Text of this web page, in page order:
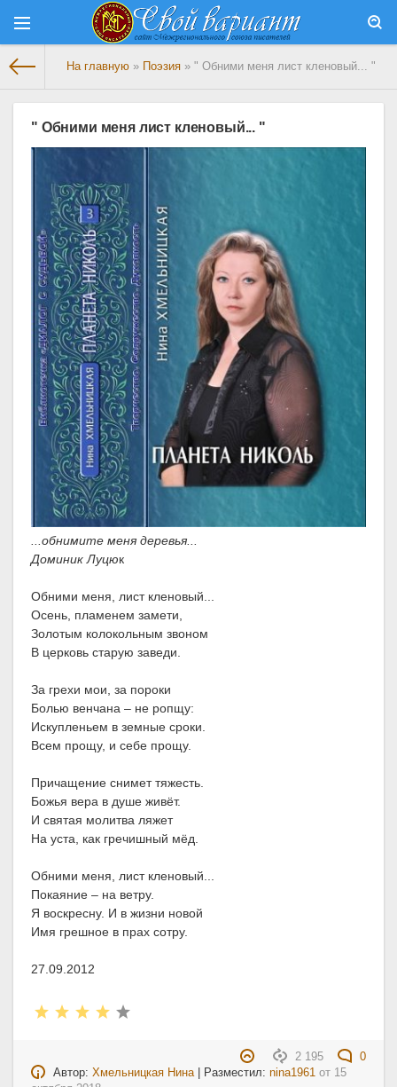
На главную » Поэзия » " Обними меня лист кленовый... "
" Обними меня лист кленовый... "
...обнимите меня деревья...
Доминик Луцюк
Обними меня, лист кленовый...
Осень, пламенем замети,
Золотым колокольным звоном
В церковь старую заведи.
За грехи мои, за пороки
Болью венчана – не ропщу:
Искупленьем в земные сроки.
Всем прощу, и себе прощу.
Причащение снимет тяжесть.
Божья вера в душе живёт.
И святая молитва ляжет
На уста, как гречишный мёд.
Обними меня, лист кленовый...
Покаяние – на ветру.
Я воскресну. И в жизни новой
Имя грешное в прах сотру.
27.09.2012
2 195
0
Автор:Хмельницкая Нина| Разместил:nina1961 от 15